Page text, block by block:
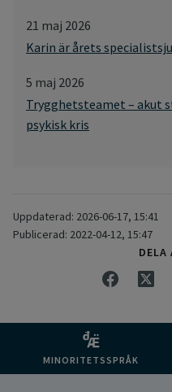
21 maj 2026
Karin är årets
5 maj 2026
Trygghetsteamet – akut
psykisk kris
Uppdaterad: 2026-06-17, 15:41
Publicerad: 2022-04-12, 15:47
DELA
MINORITETSSPRÅK